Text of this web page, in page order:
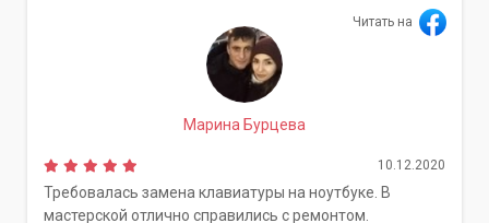
Читать на
Марина Бурцева
10.12.2020
Требовалась замена клавиатуры на ноутбуке. В
мастерской отлично справились с ремонтом.